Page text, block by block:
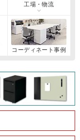
工場・物流
コーディネート事例